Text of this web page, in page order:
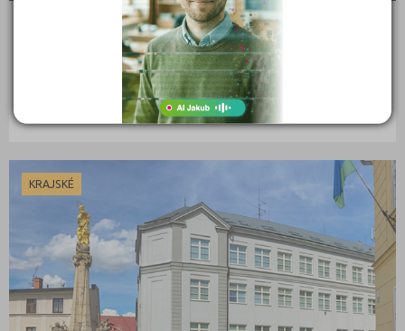
Gymnázium Jana Opletala, Litovel, Opletalova 189
Opletalova 189, 78401 Litovel
Ředitel: Mgr. Radim Lindner
KRAJSKÉ